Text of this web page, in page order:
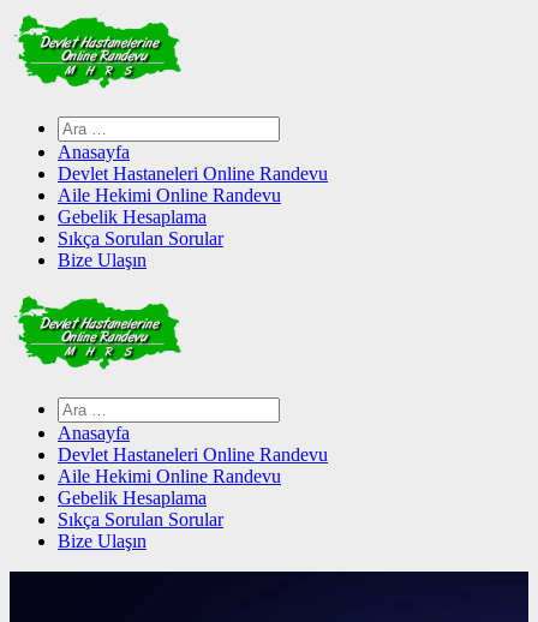
Skip
to
content
Arama:
Anasayfa
Devlet Hastaneleri Online Randevu
Aile Hekimi Online Randevu
Gebelik Hesaplama
Sıkça Sorulan Sorular
Bize Ulaşın
Arama:
Anasayfa
Devlet Hastaneleri Online Randevu
Aile Hekimi Online Randevu
Gebelik Hesaplama
Sıkça Sorulan Sorular
Bize Ulaşın